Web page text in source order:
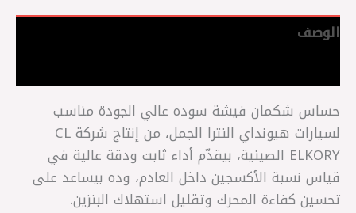
الوصف
حساس شكمان فيشة سوده عالي الجودة مناسب
لسيارات هيونداي النترا الجمل، من إنتاج شركة CL
ELKORY الصينية، بيقدّم أداء ثابت ودقة عالية في
قياس نسبة الأكسجين داخل العادم، وده بيساعد على
تحسين كفاءة المحرك وتقليل استهلاك البنزين.